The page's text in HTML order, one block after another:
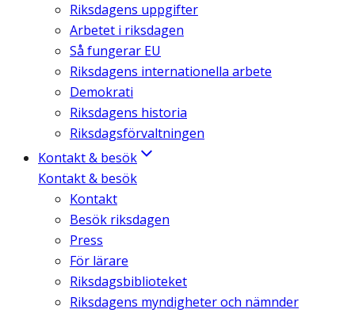
Riksdagens uppgifter
Arbetet i riksdagen
Så fungerar EU
Riksdagens internationella arbete
Demokrati
Riksdagens historia
Riksdagsförvaltningen
Kontakt & besök
Kontakt & besök
Kontakt
Besök riksdagen
Press
För lärare
Riksdagsbiblioteket
Riksdagens myndigheter och nämnder